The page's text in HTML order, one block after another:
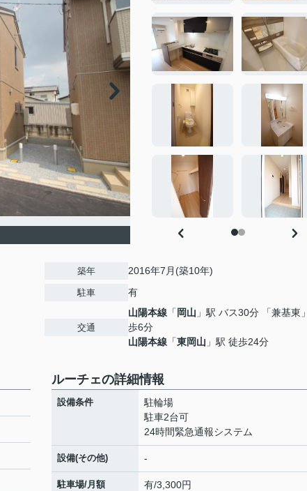
築年 2016年7月(築10年)
駐車 有
交通
山陽本線 「 岡山 」駅 バス30分 「兼基東
歩6分
山陽本線 「東岡山 」駅 徒歩24分
ルーチェの詳細情報
設備条件
駐輪場
駐車2台可
24時間緊急通報システム
設備(その他) -
駐車場/月額 有/3,300円